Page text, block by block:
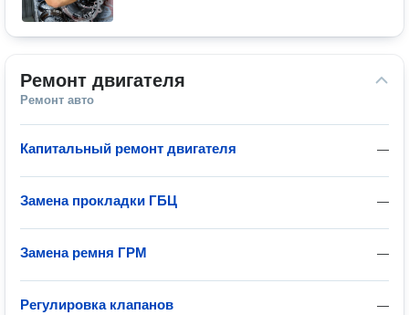
Ремонт двигателя
Ремонт авто
—
Капитальный ремонт двигателя
—
Замена прокладки ГБЦ
—
Замена ремня ГРМ
—
Регулировка клапанов